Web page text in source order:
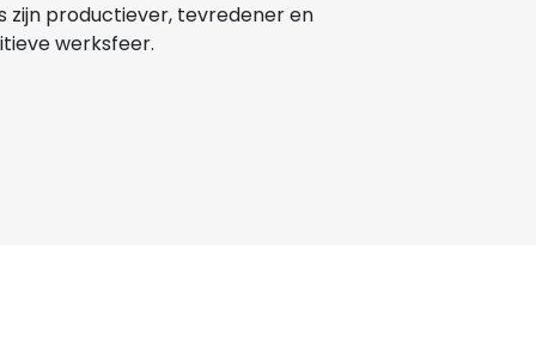
zijn productiever, tevredener en
werksfeer.